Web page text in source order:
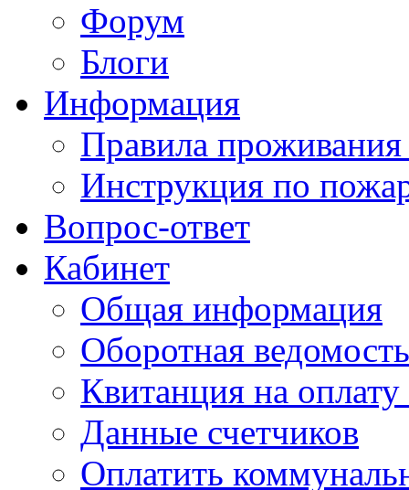
Форум
Блоги
Информация
Правила
Инструкция по
Вопрос-ответ
Кабинет
Общая информация
Оборотная ведомость
Квитанция на
Данные счетчиков
Оплатить